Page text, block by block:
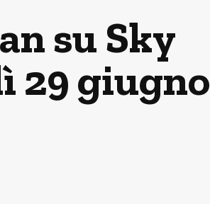
su Sky
29 giugno